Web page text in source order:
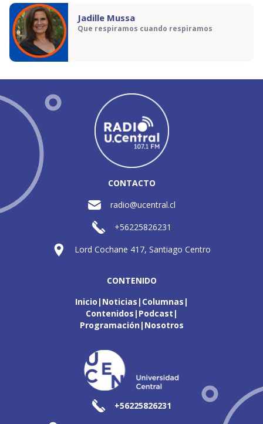
Jadille Mussa
Que respiramos cuando respiramos
CONTACTO
radio@ucentral.cl
+56225826231
Lord Cochane 417, Santiago Centro
CONTENIDO
Inicio Noticias Columnas
Contenidos Podcast
Programación Nosotros
+56225826231